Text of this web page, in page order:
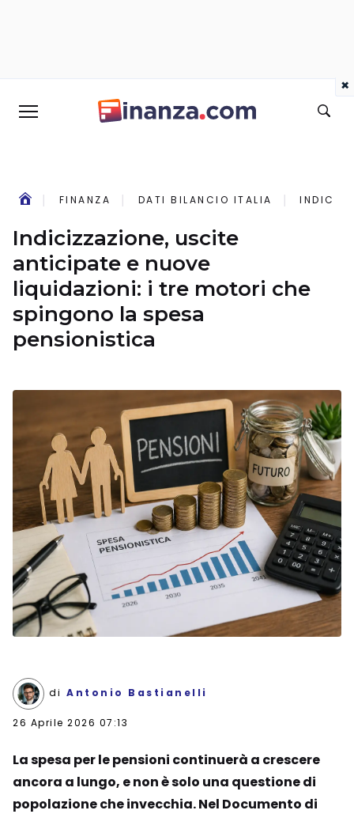
FINANZA DATI BILANCIO ITALIA
Indicizzazione, uscite
anticipate e nuove
liquidazioni: i tre motori che
spingono la spesa
pensionistica
di Antonio Bastianelli
26 Aprile 2026 07:13
La spesa per le pensioni continuerà a crescere
ancora a lungo, e non è solo una questione di
popolazione che invecchia. Nel Documento di
×